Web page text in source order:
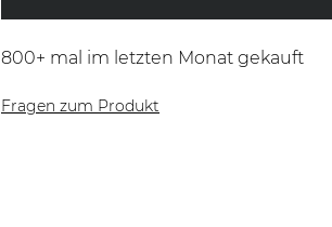
800+ mal im letzten Monat gekauft
Fragen zum Produkt